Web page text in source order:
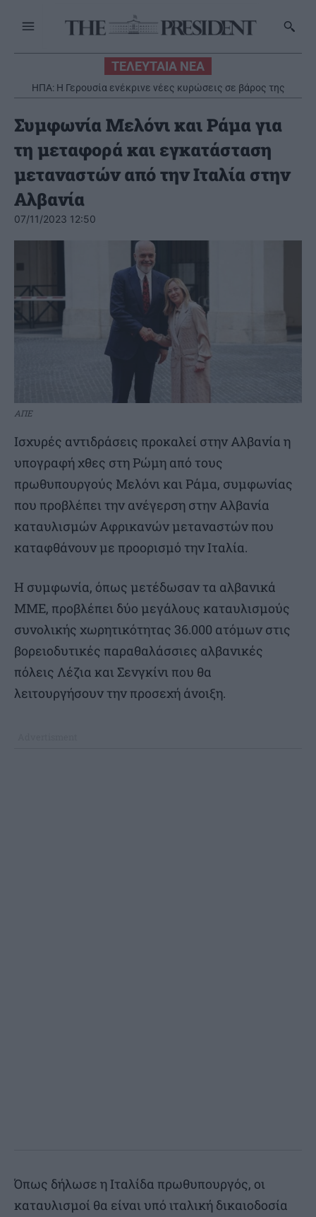
ΤΕΛΕΥΤΑΙΑ ΝΕΑ
ΗΠΑ: Η Γερουσία ενέκρινε νέες κυρώσεις σε βάρος της
Ρωσίας
Συμφωνία Μελόνι και Ράμα για
τη μεταφορά και εγκατάσταση
μεταναστών από την Ιταλία στην
Αλβανία
07/11/2023 12:50
ΑΠΕ
Ισχυρές αντιδράσεις προκαλεί στην Αλβανία η
υπογραφή χθες στη Ρώμη από τους
πρωθυπουργούς Μελόνι και Ράμα, συμφωνίας
που προβλέπει την ανέγερση στην Αλβανία
καταυλισμών Αφρικανών μεταναστών που
καταφθάνουν με προορισμό την Ιταλία.
Η συμφωνία, όπως μετέδωσαν τα αλβανικά
ΜΜΕ, προβλέπει δύο μεγάλους καταυλισμούς
συνολικής χωρητικότητας 36.000 ατόμων στις
βορειοδυτικές παραθαλάσσιες αλβανικές
πόλεις Λέζια και Σενγκίνι που θα
λειτουργήσουν την προσεχή άνοιξη.
Όπως δήλωσε η Ιταλίδα πρωθυπουργός, οι
καταυλισμοί θα είναι υπό ιταλική δικαιοδοσία